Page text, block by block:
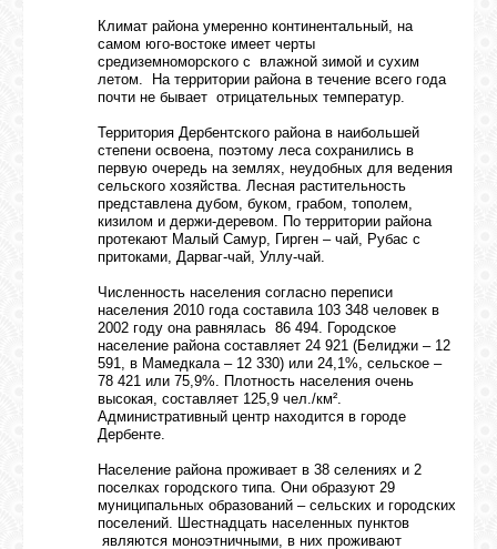
Климат района умеренно континентальный, на
самом юго-востоке имеет черты
средиземноморского с влажной зимой и сухим
летом. На территории района в течение всего года
почти не бывает отрицательных температур.
Территория Дербентского района в наибольшей
степени освоена, поэтому леса сохранились в
первую очередь на землях, неудобных для ведения
сельского хозяйства. Лесная растительность
представлена дубом, буком, грабом, тополем,
кизилом и держи-деревом. По территории района
протекают Малый Самур, Гирген – чай, Рубас с
притоками, Дарваг-чай, Уллу-чай.
Численность населения согласно переписи
населения 2010 года составила 103 348 человек в
2002 году она равнялась 86 494. Городское
население района составляет 24 921 (Белиджи – 12
591, в Мамедкала – 12 330) или 24,1%, сельское –
78 421 или 75,9%. Плотность населения очень
высокая, составляет 125,9 чел./км².
Административный центр находится в городе
Дербенте.
Население района проживает в 38 селениях и 2
поселках городского типа. Они образуют 29
муниципальных образований – сельских и городских
поселений. Шестнадцать населенных пунктов
являются моноэтничными, в них проживают